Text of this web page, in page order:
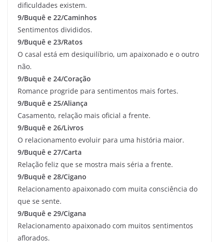
dificuldades existem.
9/Buquê e 22/Caminhos
Sentimentos divididos.
9/Buquê e 23/Ratos
O casal está em desiquilíbrio, um apaixonado e o outro
não.
9/Buquê e 24/Coração
Romance progride para sentimentos mais fortes.
9/Buquê e 25/Aliança
Casamento, relação mais oficial a frente.
9/Buquê e 26/Livros
O relacionamento evoluir para uma história maior.
9/Buquê e 27/Carta
Relação feliz que se mostra mais séria a frente.
9/Buquê e 28/Cigano
Relacionamento apaixonado com muita consciência do
que se sente.
9/Buquê e 29/Cigana
Relacionamento apaixonado com muitos sentimentos
aflorados.